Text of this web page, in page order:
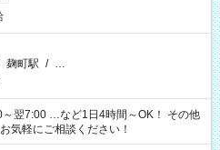
麹町駅 / …
7:00 …など1日4時間～OK！ その他
気軽にご相談ください！